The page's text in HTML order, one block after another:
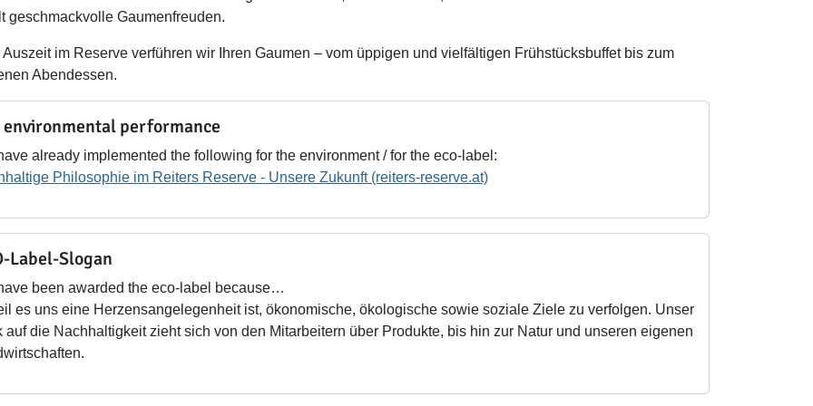
geschmackvolle Gaumenfreuden.
Auszeit im Reserve verführen wir Ihren Gaumen – vom üppigen und vielfältigen Frühstücksbuffet bis zum
Abendessen.
environmental performance
already implemented the following for the environment / for the eco-label:
Philosophie im Reiters Reserve - Unsere Zukunft (reiters-reserve.at)
Label-Slogan
been awarded the eco-label because…
es uns eine Herzensangelegenheit ist, ökonomische, ökologische sowie soziale Ziele zu verfolgen. Unser
auf die Nachhaltigkeit zieht sich von den Mitarbeitern über Produkte, bis hin zur Natur und unseren eigenen